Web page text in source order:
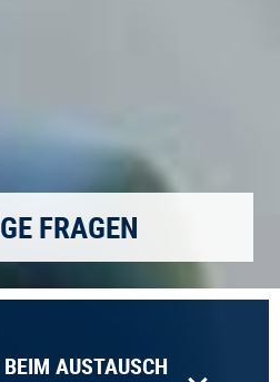
AUSTAUSCH
FRAGEN